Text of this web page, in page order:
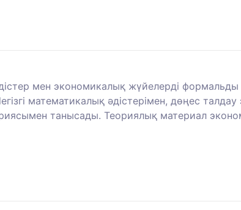
мен экономикалық жүйелерді
математикалық әдістерімен, дөңес
танысады. Теориялық материал